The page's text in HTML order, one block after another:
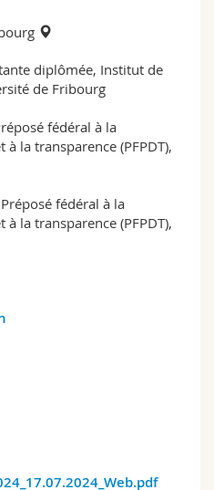
diplômée, Institut de
de Fribourg
fédéral à la
la transparence (PFPDT),
fédéral à la
la transparence (PFPDT),